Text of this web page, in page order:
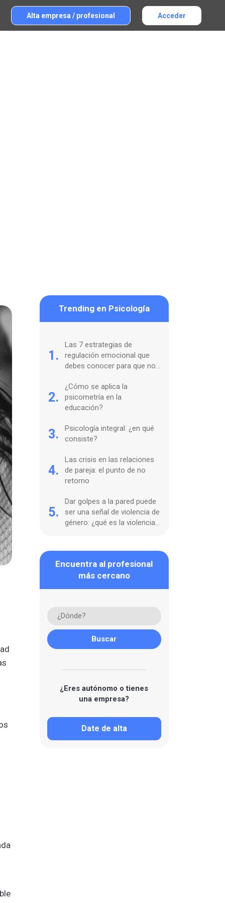
Alta empresa / profesional Acceder
Trending en Psicología
1.
Las 7 estrategias de
regulación emocional que
debes conocer para que no
2.
¿Cómo se aplica la
psicometría en la
educación?
3.
Psicología integral: ¿en qué
consiste?
4.
Las crisis en las relaciones
de pareja: el punto de no
retorno
5.
Dar golpes a la pared puede
ser una señal de violencia de
género: ¿qué es la violencia
Encuentra al profesional
más cercano
¿Eres autónomo o tienes
una empresa?
Date de alta